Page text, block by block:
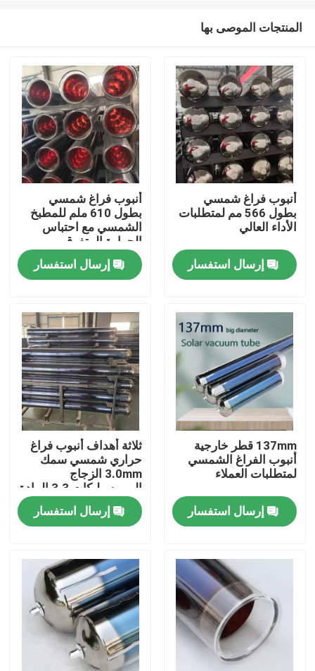
المنزل
فيديوهات
حولنا
جولة في المصنع
اتصل بنا
القضايا
الطباخ الحراري الشمسي
المنتجات الموصى بها
أنبوب فراغ شمسي
بطول 566 مم لمتطلبات
الأداء العالي
إرسال استفسار
أنبوب فراغ شمسي
بطول 610 ملم للمطبخ
الشمسي مع احتباس
الحرارة المتفوق
إرسال استفسار
137mm قطر خارجية
أنبوب الفراغ الشمسي
لمتطلبات العملاء
إرسال استفسار
ثلاثة أهداف أنبوب فراغ
حراري شمسي سمك
3.0mm الزجاج
البوروسيليكات 3.3 المادة
إرسال استفسار